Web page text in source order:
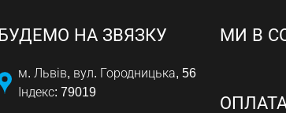
БУДЕМО НА ЗВЯЗКУ
м. Львів, вул. Городницька, 56
Індекс: 79019
МИ В